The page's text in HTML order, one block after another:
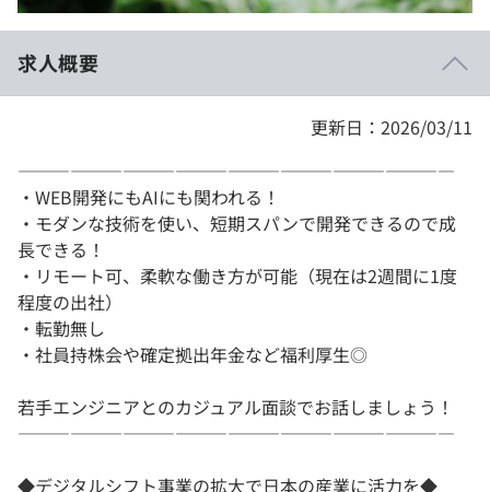
学校向けプラン
契約内容・クーポン
求人概要
更新日：2026/03/11
―――――――――――――――――――――――――
・WEB開発にもAIにも関われる！
・モダンな技術を使い、短期スパンで開発できるので成
長できる！
・リモート可、柔軟な働き方が可能（現在は2週間に1度
程度の出社）
・転勤無し
・社員持株会や確定拠出年金など福利厚生◎
若手エンジニアとのカジュアル面談でお話しましょう！
―――――――――――――――――――――――――
◆デジタルシフト事業の拡大で日本の産業に活力を◆